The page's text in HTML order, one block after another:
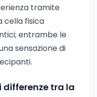
tramite
cella fisica
entrambe le
sensazione di
differenze tra la